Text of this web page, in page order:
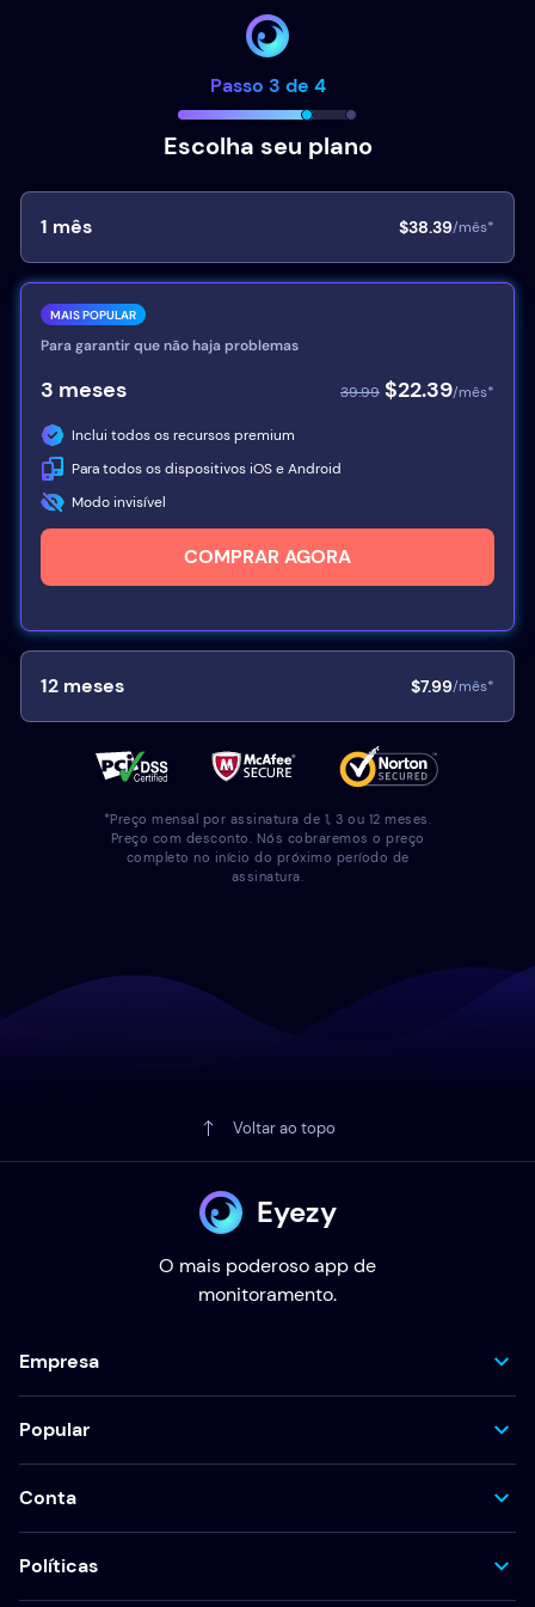
Passo 3 de 4
Escolha seu plano
1 mês $38.39/mês*
MAIS POPULAR
Para garantir que não haja problemas
3 meses 39.99 $22.39/mês*
Inclui todos os recursos premium
Para todos os dispositivos iOS e Android
Modo invisível
COMPRAR AGORA
12 meses $7.99/mês*
*Preço mensal por assinatura de 1, 3 ou 12 meses.
Preço com desconto. Nós cobraremos o preço
completo no início do próximo período de
assinatura.
Voltar ao topo
Eyezy
O mais poderoso app de
monitoramento.
Empresa
Popular
Conta
Políticas